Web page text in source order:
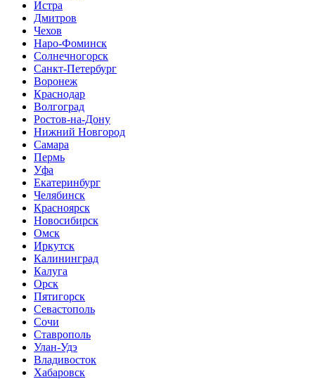
Истра
Дмитров
Чехов
Наро-Фоминск
Солнечногорск
Санкт-Петербург
Воронеж
Краснодар
Волгоград
Ростов-на-Дону
Нижний Новгород
Самара
Пермь
Уфа
Екатеринбург
Челябинск
Красноярск
Новосибирск
Омск
Иркутск
Калининград
Калуга
Орск
Пятигорск
Севастополь
Сочи
Ставрополь
Улан-Удэ
Владивосток
Хабаровск